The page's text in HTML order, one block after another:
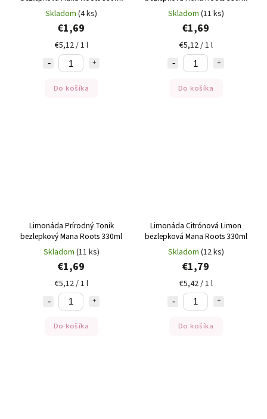
Skladom (4 ks)
€1,69
€5,12 / 1 l
Do košíka
Skladom (11 ks)
€1,69
€5,12 / 1 l
Do košíka
Limonáda Prírodný Tonik
bezlepkový Mana Roots 330ml
Skladom (11 ks)
€1,69
€5,12 / 1 l
Do košíka
Limonáda Citrónová Limon
bezlepková Mana Roots 330ml
Skladom (12 ks)
€1,79
€5,42 / 1 l
Do košíka